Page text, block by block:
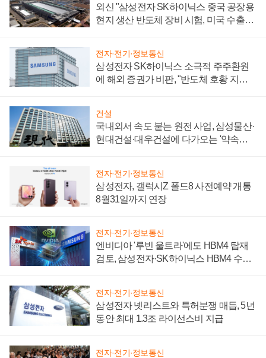
외신 "삼성전자 SK하이닉스 중국 공장용
현지 생산 반도체 장비 시험, 미국 수출통
전자·전기·정보통신
삼성전자 SK하이닉스 소극적 주주환원
에 해외 증권가 비판, "반도체 호황 지속
건설
국내외서 속도 붙는 원전 사업, 삼성물산·
현대건설·대우건설에 다가오는 '약속의
전자·전기·정보통신
삼성전자, 갤럭시Z 폴드8 사전예약 개통
8월31일까지 연장
전자·전기·정보통신
엔비디아 '루빈 울트라'에도 HBM4 탑재
검토, 삼성전자·SK하이닉스 HBM4 수율
전자·전기·정보통신
삼성전자 넷리스트와 특허분쟁 매듭, 5년
동안 최대 1.3조 라이선스비 지급
전자·전기·정보통신